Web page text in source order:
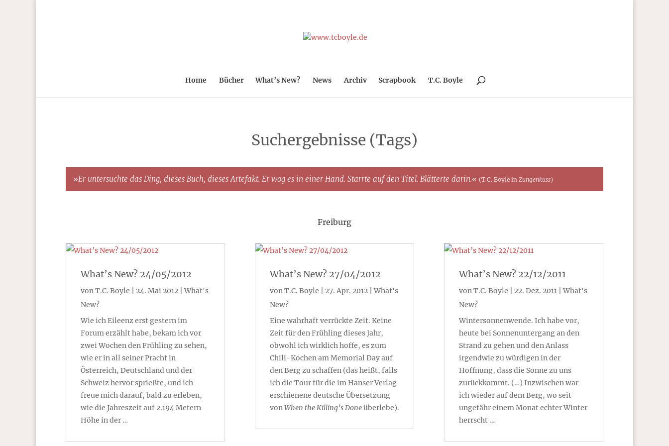
Home Bücher What’s New? News Archiv Scrapbook T.C. Boyle
Suchergebnisse (Tags)
»Er untersuchte das Ding, dieses Buch, dieses Artefakt. Er wog es in einer Hand. Starrte auf den Titel. Blätterte darin.« (T.C. Boyle in Zungenkuss)
Freiburg
What’s New? 24/05/2012
vonT.C. Boyle 24. Mai 2012 |What's
New?
Wie ich Eileenz erst gestern im
Forum erzählt habe, bekam ich vor
zwei Wochen den Frühling zu sehen,
wie er in all seiner Pracht in
Österreich, Deutschland und der
Schweiz hervor sprießte, und ich
freue mich darauf, bald zu erleben,
wie die Jahreszeit auf 2.194 Metern
Höhe in der …
What’s New? 27/04/2012
vonT.C. Boyle 27. Apr. 2012|What's
New?
Eine wahrhaft verrückte Zeit. Keine
Zeit für den Frühling dieses Jahr,
obwohl ich wirklich hoffe, es zum
Chili-Kochen am Memorial Day auf
den Berg zu schaffen (das heißt, falls
ich die Tour für die im Hanser Verlag
erschienene deutsche Übersetzung
vonWhen the Killing’s Doneüberlebe).
What’s New? 22/12/2011
vonT.C. Boyle 22. Dez. 2011|What's
New?
Wintersonnenwende. Ich habe vor,
heute bei Sonnenuntergang an den
Strand zu gehen und den Anlass
irgendwie zu würdigen in der
Hoffnung, dass die Sonne zu uns
zurückkommt. (…) Inzwischen war
ich wieder auf dem Berg, wo seit
ungefähr einem Monat echter Winter
herrscht …